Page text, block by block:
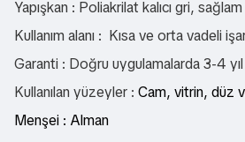
Yapışkan : Poliakrilat kalıcı gri,
Kullanım alanı : Kısa ve orta vadeli
Garanti : Doğru uygulamalarda 3-4 yıl
Kullanılan yüzeyler : Cam, vitrin, düz
Menşei : Alman